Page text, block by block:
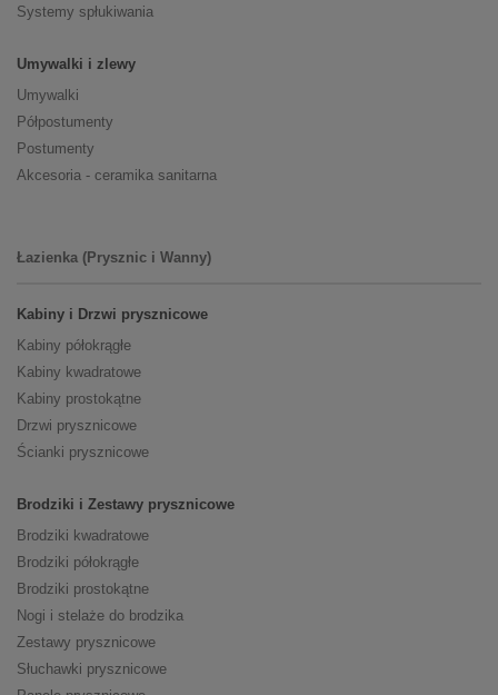
Systemy spłukiwania
Umywalki i zlewy
Umywalki
Półpostumenty
Postumenty
Akcesoria - ceramika sanitarna
Łazienka (Prysznic i Wanny)
Kabiny i Drzwi prysznicowe
Kabiny półokrągłe
Kabiny kwadratowe
Kabiny prostokątne
Drzwi prysznicowe
Ścianki prysznicowe
Brodziki i Zestawy prysznicowe
Brodziki kwadratowe
Brodziki półokrągłe
Brodziki prostokątne
Nogi i stelaże do brodzika
Zestawy prysznicowe
Słuchawki prysznicowe